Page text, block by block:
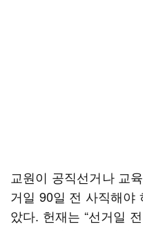
교원이 공직선거나 교
거일 90일 전 사직해야
았다. 헌재는 “선거일